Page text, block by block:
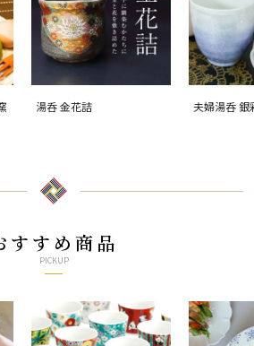
湯呑 金花詰 夫婦湯呑 銀
すすめ商品
PICKUP